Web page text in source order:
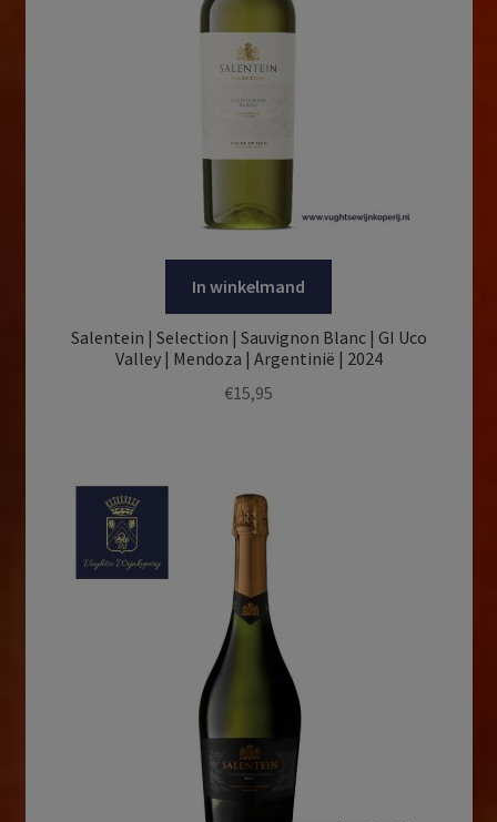
In winkelmand
Salentein | Selection | Sauvignon Blanc | GI Uco
Valley | Mendoza | Argentinië | 2024
€15,95